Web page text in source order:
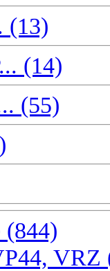
(13)
(14)
(55)
VRZ